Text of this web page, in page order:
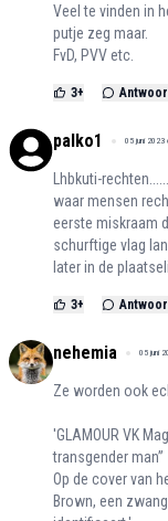
Veel te vinden in
putje zeg maar.
FvD, PVV etc.
3+
palko1 05 juni 2023
Lhbkuti-
waar mensen
eerste miskraam
schurftige vlag
later in de
3+
nehemia 05 juni
Ze worden ook
'GLAMOUR VK
transgender man”
Op de cover van
Brown, een